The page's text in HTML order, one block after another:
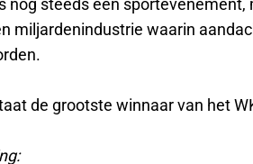
nog steeds een
miljardenindustrie waarin
de grootste winnaar van het